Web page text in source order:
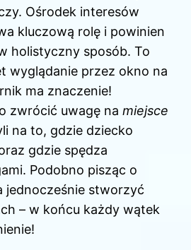
Ośrodek interesów
kluczową rolę i powinien
holistyczny sposób. To
wyglądanie przez okno na
ma znaczenie!
zwrócić uwagę na miejsce
na to, gdzie dziecko
gdzie spędza
Podobno pisząc o
jednocześnie stworzyć
– w końcu każdy wątek